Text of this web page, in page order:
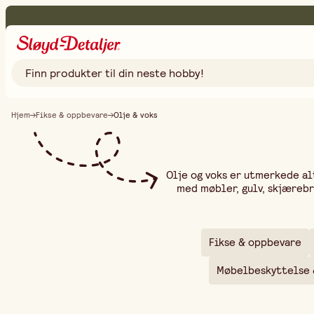
Hjem Fikse & oppbevare Olje & voks
Olje og voks er utmerkede
med møbler, gulv,
tiltalende resultat. I
overflatebehandling av
finish. Uansett om du
lang holdbarhet og et
Fikse & oppbevare
Møbelbeskyttelse